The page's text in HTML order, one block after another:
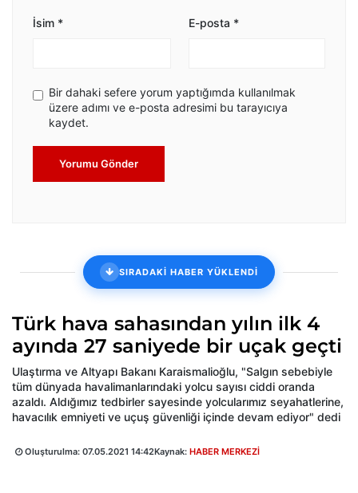
İsim * E-posta *
Bir dahaki sefere yorum yaptığımda kullanılmak
üzere adımı ve e-posta adresimi bu tarayıcıya
kaydet.
Yorumu Gönder
SIRADAKİ HABER YÜKLENDİ
Türk hava sahasından yılın ilk 4
ayında 27 saniyede bir uçak geçti
Ulaştırma ve Altyapı Bakanı Karaismalioğlu, "Salgın sebebiyle
tüm dünyada havalimanlarındaki yolcu sayısı ciddi oranda
azaldı. Aldığımız tedbirler sayesinde yolcularımız seyahatlerine,
havacılık emniyeti ve uçuş güvenliği içinde devam ediyor" dedi
Oluşturulma: 07.05.2021 14:42Kaynak: HABER MERKEZİ